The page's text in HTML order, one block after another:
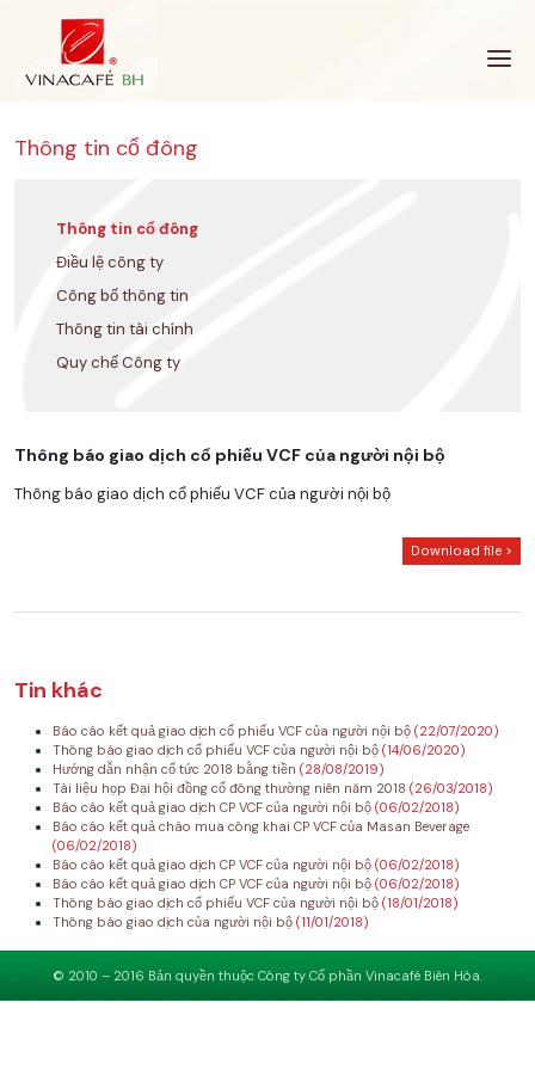
Thông tin cổ đông
Thông tin cổ đông
Điều lệ công ty
Công bố thông tin
Thông tin tài chính
Quy chế Công ty
Thông báo giao dịch cổ phiếu VCF của người nội bộ
Thông báo giao dịch cổ phiếu VCF của người nội bộ
Download file >
Tin khác
Báo cáo kết quả giao dịch cổ phiếu VCF của người nội bộ (22/07/2020)
Thông báo giao dịch cổ phiếu VCF của người nội bộ (14/06/2020)
Hướng dẫn nhận cổ tức 2018 bằng tiền (28/08/2019)
Tài liệu họp Đại hội đồng cổ đông thường niên năm 2018 (26/03/2018)
Báo cáo kết quả giao dịch CP VCF của người nội bộ (06/02/2018)
Báo cáo kết quả chào mua công khai CP VCF của Masan Beverage
(06/02/2018)
Báo cáo kết quả giao dịch CP VCF của người nội bộ (06/02/2018)
Báo cáo kết quả giao dịch CP VCF của người nội bộ (06/02/2018)
Thông báo giao dịch cổ phiếu VCF của người nội bộ (18/01/2018)
Thông báo giao dịch của người nội bộ (11/01/2018)
© 2010 – 2016 Bản quyền thuộc Công ty Cổ phần Vinacafé Biên Hòa.